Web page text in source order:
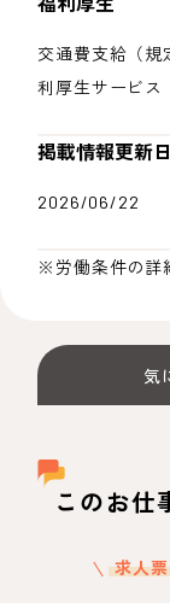
交通費支給（
利厚生サービス
掲載情報更新日
2026/06/22
※労働条件の詳
気
このお仕
求人